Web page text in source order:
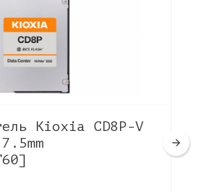
Kioxia CD8P-V